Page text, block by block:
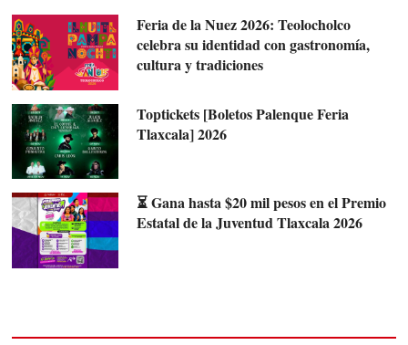
Feria de la Nuez 2026: Teolocholco
celebra su identidad con gastronomía,
cultura y tradiciones
Toptickets [Boletos Palenque Feria
Tlaxcala] 2026
⏳ Gana hasta $20 mil pesos en el Premio
Estatal de la Juventud Tlaxcala 2026